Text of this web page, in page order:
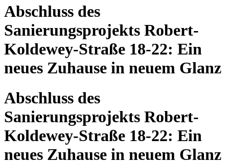
Abschluss des
Sanierungsprojekts Robert-
Koldewey-Straße 18-22: Ein
neues Zuhause in neuem Glanz
Abschluss des
Sanierungsprojekts Robert-
Koldewey-Straße 18-22: Ein
neues Zuhause in neuem Glanz